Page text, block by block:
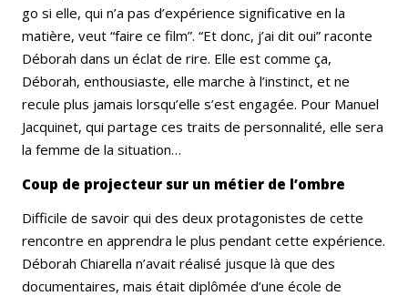
go si elle, qui n’a pas d’expérience significative en la
matière, veut “faire ce film”. “Et donc, j’ai dit oui” raconte
Déborah dans un éclat de rire. Elle est comme ça,
Déborah, enthousiaste, elle marche à l’instinct, et ne
recule plus jamais lorsqu’elle s’est engagée. Pour Manuel
Jacquinet, qui partage ces traits de personnalité, elle sera
la femme de la situation…
Coup de projecteur sur un métier de l’ombre
Difficile de savoir qui des deux protagonistes de cette
rencontre en apprendra le plus pendant cette expérience.
Déborah Chiarella n’avait réalisé jusque là que des
documentaires, mais était diplômée d’une école de